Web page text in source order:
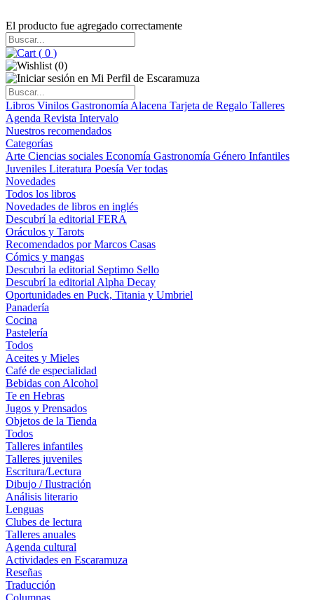
El producto fue agregado correctamente
( 0 )
(0)
Libros Vinilos Gastronomía Alacena Tarjeta de Regalo Talleres
Agenda Revista Intervalo
Nuestros recomendados
Categorías
Arte Ciencias sociales Economía Gastronomía Género Infantiles
Juveniles Literatura Poesía Ver todas
Novedades
Todos los libros
Novedades de libros en inglés
Descubrí la editorial FERA
Oráculos y Tarots
Recomendados por Marcos Casas
Cómics y mangas
Descubri la editorial Septimo Sello
Descubrí la editorial Alpha Decay
Oportunidades en Puck, Titania y Umbriel
Panadería
Cocina
Pastelería
Todos
Aceites y Mieles
Café de especialidad
Bebidas con Alcohol
Te en Hebras
Jugos y Prensados
Objetos de la Tienda
Todos
Talleres infantiles
Talleres juveniles
Escritura/Lectura
Dibujo / Ilustración
Análisis literario
Lenguas
Clubes de lectura
Talleres anuales
Agenda cultural
Actividades en Escaramuza
Reseñas
Traducción
Columnas